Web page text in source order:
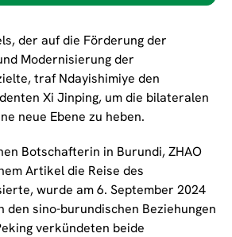
der auf die Förderung der
Modernisierung der
traf Ndayishimiye den
Xi Jinping, um die bilateralen
neue Ebene zu heben.
Botschafterin in Burundi, ZHAO
Artikel die Reise des
wurde am 6. September 2024
den sino-burundischen Beziehungen
verkündeten beide